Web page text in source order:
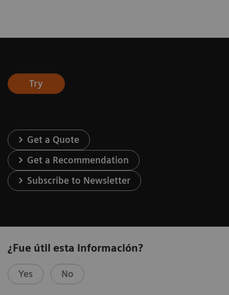
Try
Get a Quote
Get a Recommendation
Subscribe to Newsletter
¿Fue útil esta información?
Yes No